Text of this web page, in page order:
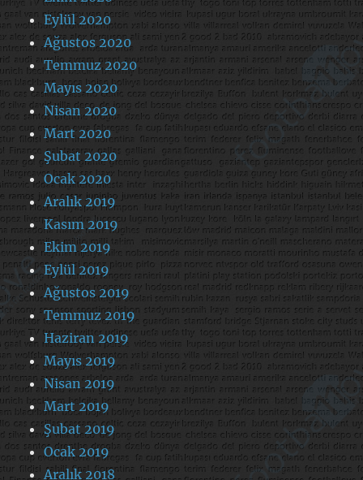
Eylül 2020
Ağustos 2020
Temmuz 2020
Mayıs 2020
Nisan 2020
Mart 2020
Şubat 2020
Ocak 2020
Aralık 2019
Kasım 2019
Ekim 2019
Eylül 2019
Ağustos 2019
Temmuz 2019
Haziran 2019
Mayıs 2019
Nisan 2019
Mart 2019
Şubat 2019
Ocak 2019
Aralık 2018